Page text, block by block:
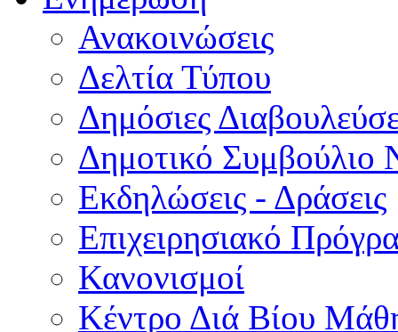
Ανακοινώσεις
Δελτία Τύπου
Δημόσιες
Δημοτικό Συμβούλιο
Εκδηλώσεις - Δράσεις
Επιχειρησιακό
Κανονισμοί
Κέντρο Διά Βίου